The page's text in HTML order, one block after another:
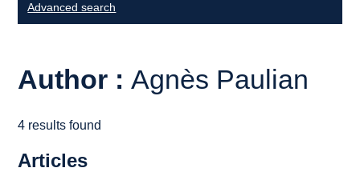
Advanced search
Author : Agnès Paulian
4 results found
Articles